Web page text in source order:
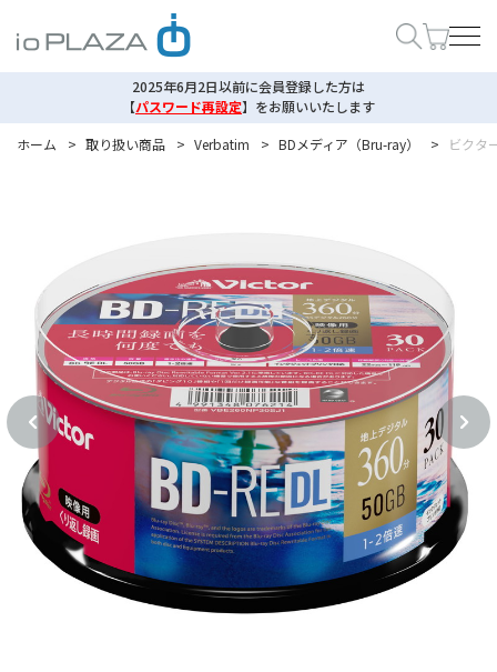
2025年6月2日以前に会員登録した方は
【パスワード再設定】 をお願いいたします
ホーム
> 取り扱い商品 > Verbatim > BDメディア（Bru-ray） > ビクタ